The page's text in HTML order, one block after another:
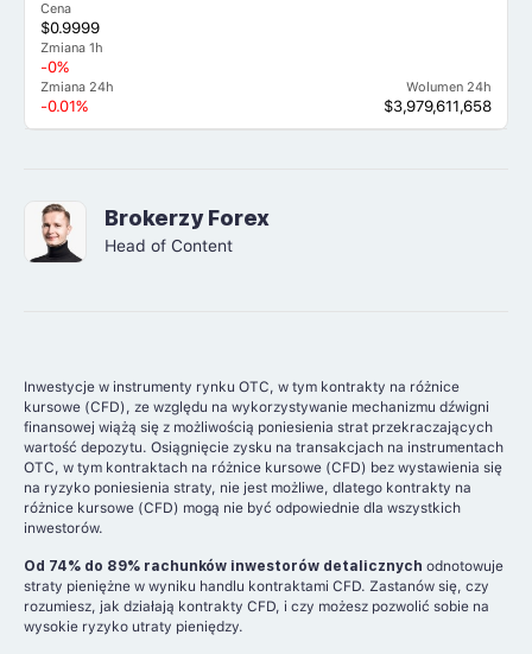
Cena
$0.9999
Zmiana 1h
-0%
Zmiana 24h
-0.01%
Wolumen 24h
$3,979,611,658
Brokerzy Forex
Head of Content
Inwestycje w instrumenty rynku OTC, w tym kontrakty na różnice
kursowe (CFD), ze względu na wykorzystywanie mechanizmu dźwigni
finansowej wiążą się z możliwością poniesienia strat przekraczających
wartość depozytu. Osiągnięcie zysku na transakcjach na instrumentach
OTC, w tym kontraktach na różnice kursowe (CFD) bez wystawienia się
na ryzyko poniesienia straty, nie jest możliwe, dlatego kontrakty na
różnice kursowe (CFD) mogą nie być odpowiednie dla wszystkich
inwestorów.
Od 74% do 89% rachunków inwestorów detalicznych odnotowuje
straty pieniężne w wyniku handlu kontraktami CFD. Zastanów się, czy
rozumiesz, jak działają kontrakty CFD, i czy możesz pozwolić sobie na
wysokie ryzyko utraty pieniędzy.